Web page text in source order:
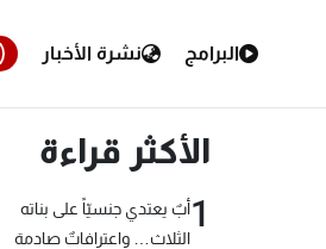
البرامج نشرة الأخبار
الأكثر قراءة
1أبٌ يعتدي جنسيّاً على بناته
الثلاث… واعترافاتٌ صادمة